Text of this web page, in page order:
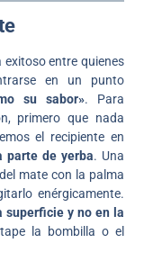
exitoso entre quienes
en un punto
su sabor». Para
primero que nada
el recipiente en
parte de yerba. Una
mate con la palma
enérgicamente.
superficie y no en la
la bombilla o el